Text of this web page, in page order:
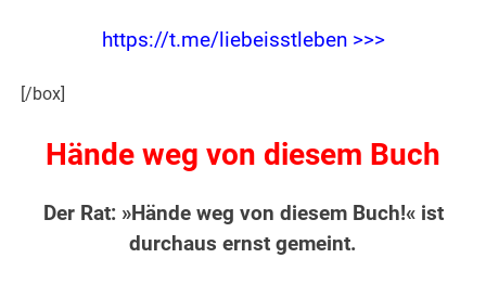
https://t.me/liebeisstleben >>>
[/box]
Hände weg von diesem Buch
Der Rat: »Hände weg von diesem Buch!« ist
durchaus ernst gemeint.